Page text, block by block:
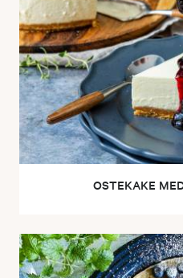
OSTEKAKE